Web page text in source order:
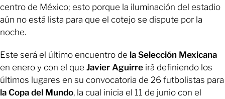
centro de México; esto porque la iluminación del estadio
aún no está lista para que el cotejo se dispute por la
noche.
Este será el último encuentro de la Selección Mexicana
en enero y con el que Javier Aguirre irá definiendo los
últimos lugares en su convocatoria de 26 futbolistas para
la Copa del Mundo, la cual inicia el 11 de junio con el